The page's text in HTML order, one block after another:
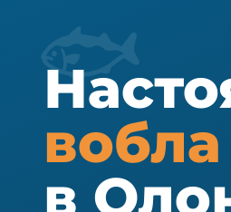
🐟
вобла
в